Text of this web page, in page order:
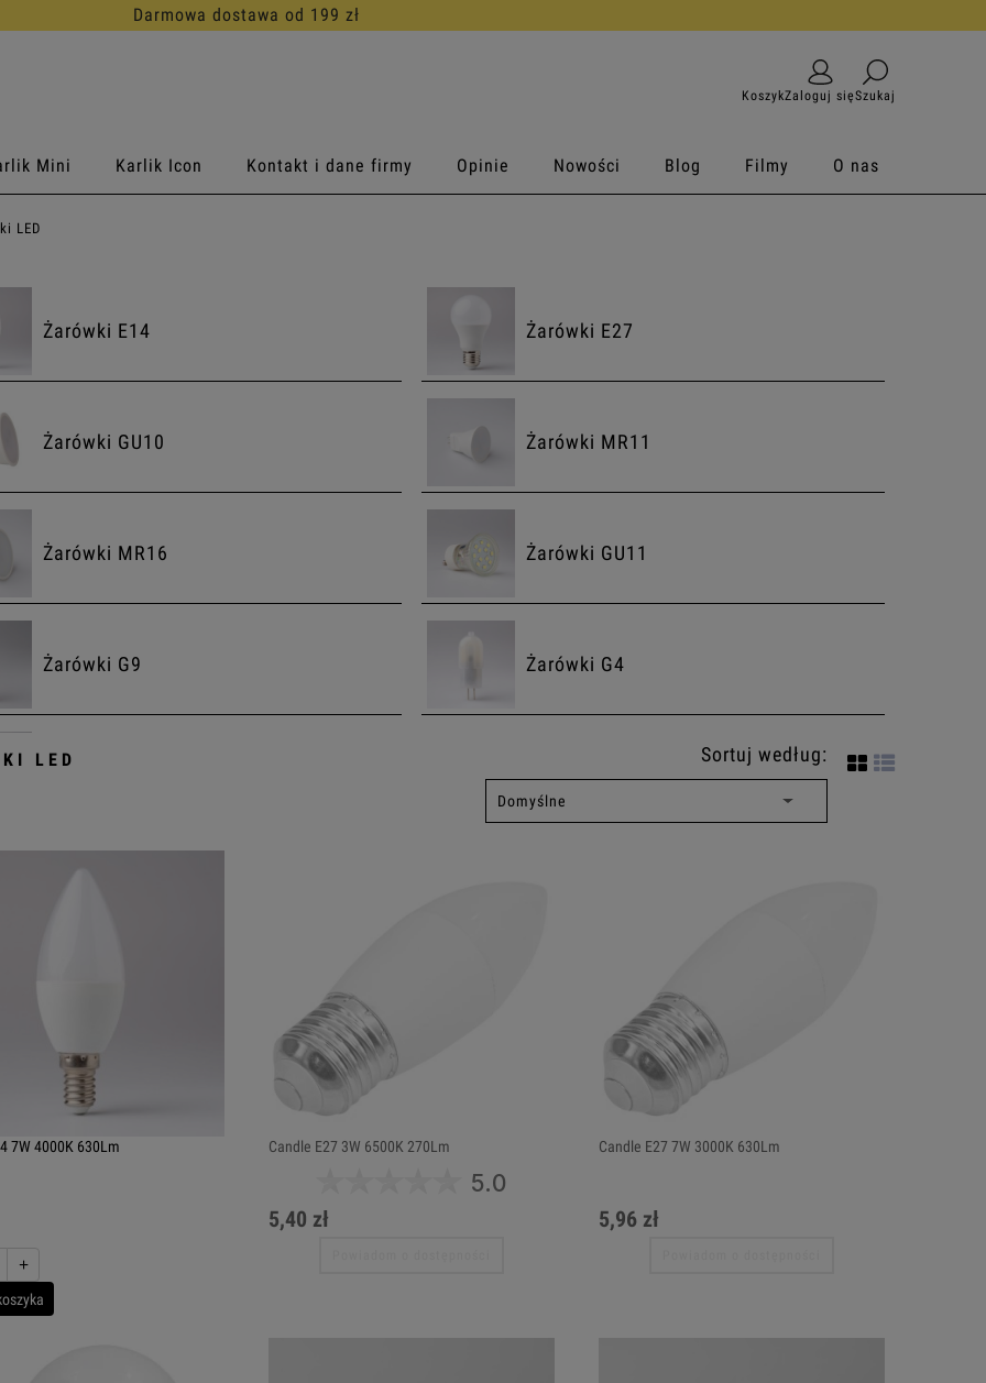
Darmowa dostawa od 199 zł
KoszykZaloguj sięSzukaj
Mini Karlik Icon Kontakt i dane firmy Opinie Nowości Blog Filmy O nas
LED
Żarówki E14 Żarówki E27
Żarówki GU10 Żarówki MR11
Żarówki MR16 Żarówki GU11
Żarówki G9 Żarówki G4
LED Sortuj według:
7W 4000K 630Lm
+
Candle E27 3W 6500K 270Lm
5.0
5,40 zł
Candle E27 7W 3000K 630Lm
5,96 zł